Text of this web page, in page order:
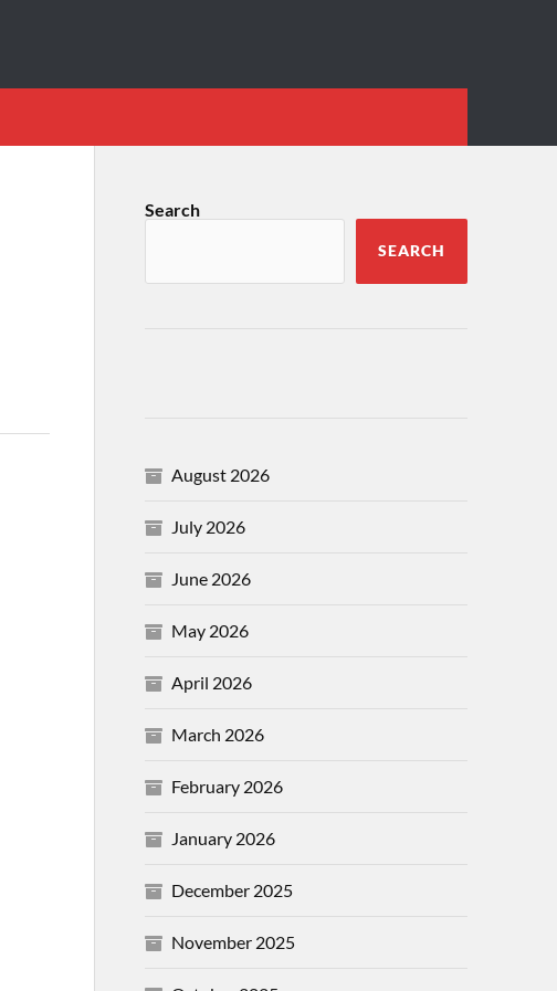
Search
SEARCH
August 2026
July 2026
June 2026
May 2026
April 2026
March 2026
February 2026
January 2026
December 2025
November 2025